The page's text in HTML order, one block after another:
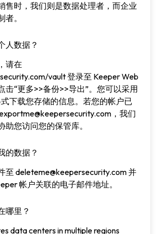
售时，我们则是数据处理者，而企业
。
人数据？
请在
vault 登录至 Keeper Web
击“更多>>备份>>导出”。您可以采用
式下载您存储的信息。若您的帐户已
，我们
助您访问您的保管库。
的数据？
至 deleteme@keepersecurity.com 并
帐户关联的电子邮件地址。
哪里？
data centers in multiple regions